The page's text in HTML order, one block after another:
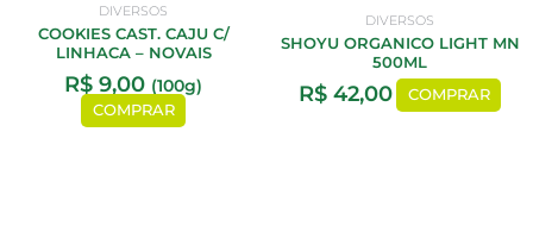
DIVERSOS
COOKIES CAST. CAJU C/
LINHACA – NOVAIS
R$ 9,00 (100g)
COMPRAR
DIVERSOS
SHOYU ORGANICO LIGHT MN
500ML
R$42,00 COMPRAR